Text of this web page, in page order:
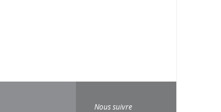
Nous suivre